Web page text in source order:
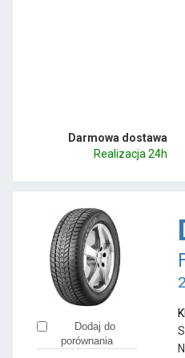
Darmowa dostawa
Realizacja 24h
Dodaj do
porównania